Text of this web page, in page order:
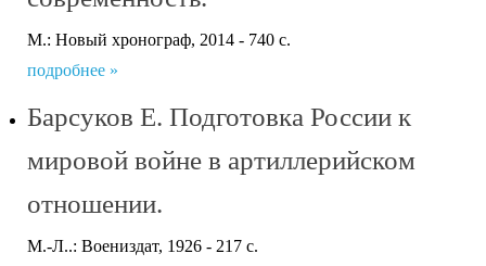
М.: Новый хронограф, 2014 - 740 с.
подробнее »
Барсуков Е. Подготовка России к
мировой войне в артиллерийском
отношении.
М.-Л..: Воениздат, 1926 - 217 с.